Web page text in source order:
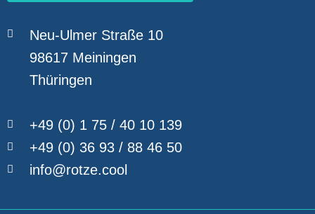
Neu-Ulmer Straße 10
98617 Meiningen
Thüringen
+49 (0) 1 75 / 40 10 139
+49 (0) 36 93 / 88 46 50
info@rotze.cool